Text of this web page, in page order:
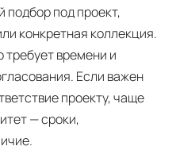
подбор под проект,
конкретная коллекция.
времени и
Если важен
проекту, чаще
— сроки,